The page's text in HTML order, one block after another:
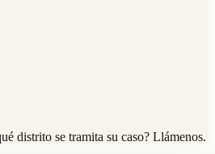
distrito se tramita su caso? Llámenos.